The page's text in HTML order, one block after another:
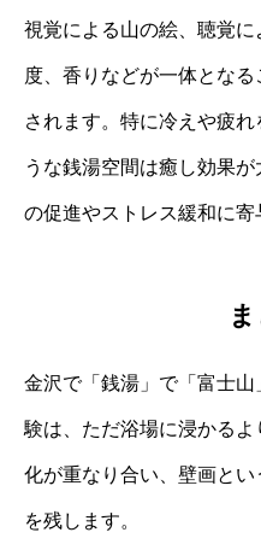
視覚による山の絵、聴覚
度、香りなどが一体とな
されます。特に冷えや疲
うな銭湯空間は癒し効果
の促進やストレス緩和に寄
金沢で「銭湯」で「富士
験は、ただ浴場に浸かる
化が重なり合い、壁画と
を残します。